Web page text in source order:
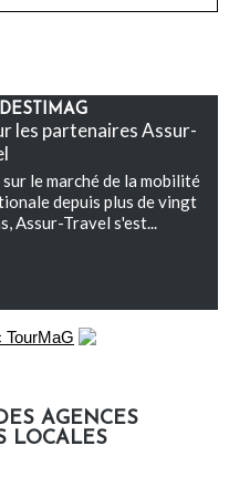
les partenaires Assur-
le marché de la mobilité
depuis plus de vingt
Assur-Travel s'est...
AGENCES
LOCALES